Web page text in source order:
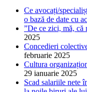
Ce avocați/
o bază de date cu
”De ce zici, mă, că
2025
Concedieri
februarie 2025
Cultura
29 ianuarie 2025
Scad salariile nete